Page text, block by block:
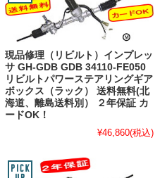
現品修理（リビルト）インプレッ
サ GH-GDB GDB 34110-FE050
リビルトパワーステアリングギア
ボックス（ラック） 送料無料(北
海道、離島送料別） ２年保証 カ
ードOK！
¥46,860(税込)